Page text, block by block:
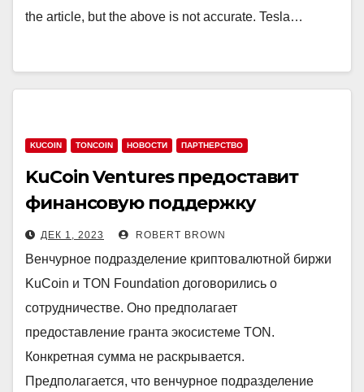
the article, but the above is not accurate. Tesla…
KUCOIN TONCOIN НОВОСТИ ПАРТНЕРСТВО
KuCoin Ventures предоставит
финансовую поддержку
экосистеме TON
ДЕК 1, 2023 ROBERT BROWN
Венчурное подразделение криптовалютной биржи
KuCoin и TON Foundation договорились о
сотрудничестве. Оно предполагает
предоставление гранта экосистеме TON.
Конкретная сумма не раскрывается.
Предполагается, что венчурное подразделение